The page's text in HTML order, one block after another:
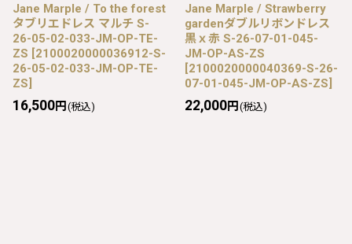
Jane Marple / To the forest
タブリエドレス マルチ S-
26-05-02-033-JM-OP-TE-
ZS [2100020000036912-S-
26-05-02-033-JM-OP-TE-
ZS]
16,500円 (税込)
Jane Marple / Strawberry
gardenダブルリボンドレス
黒ｘ赤 S-26-07-01-045-
JM-OP-AS-ZS
[2100020000040369-S-26-
07-01-045-JM-OP-AS-ZS]
22,000円 (税込)